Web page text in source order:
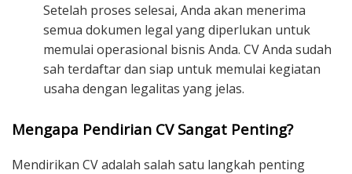
Setelah proses selesai, Anda akan menerima
semua dokumen legal yang diperlukan untuk
memulai operasional bisnis Anda. CV Anda sudah
sah terdaftar dan siap untuk memulai kegiatan
usaha dengan legalitas yang jelas.
Mengapa Pendirian CV Sangat Penting?
Mendirikan CV adalah salah satu langkah penting